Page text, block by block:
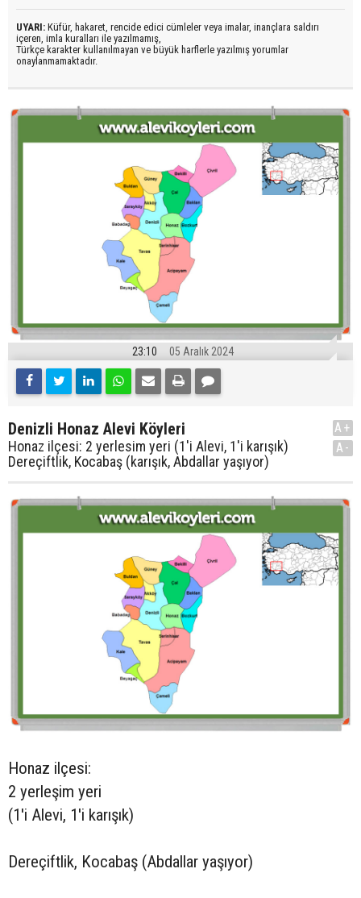
UYARI: Küfür, hakaret, rencide edici cümleler veya imalar, inançlara saldırı
içeren, imla kuralları ile yazılmamış,
Türkçe karakter kullanılmayan ve büyük harflerle yazılmış yorumlar
onaylanmamaktadır.
23:10 05 Aralık 2024
Denizli Honaz Alevi Köyleri
Honaz ilçesi: 2 yerlesim yeri (1'i Alevi, 1'i karışık)
Dereçiftlik, Kocabaş (karışık, Abdallar yaşıyor)
A+
A-
Honaz ilçesi:
2 yerleşim yeri
(1'i Alevi, 1'i karışık)
Dereçiftlik, Kocabaş (Abdallar yaşıyor)